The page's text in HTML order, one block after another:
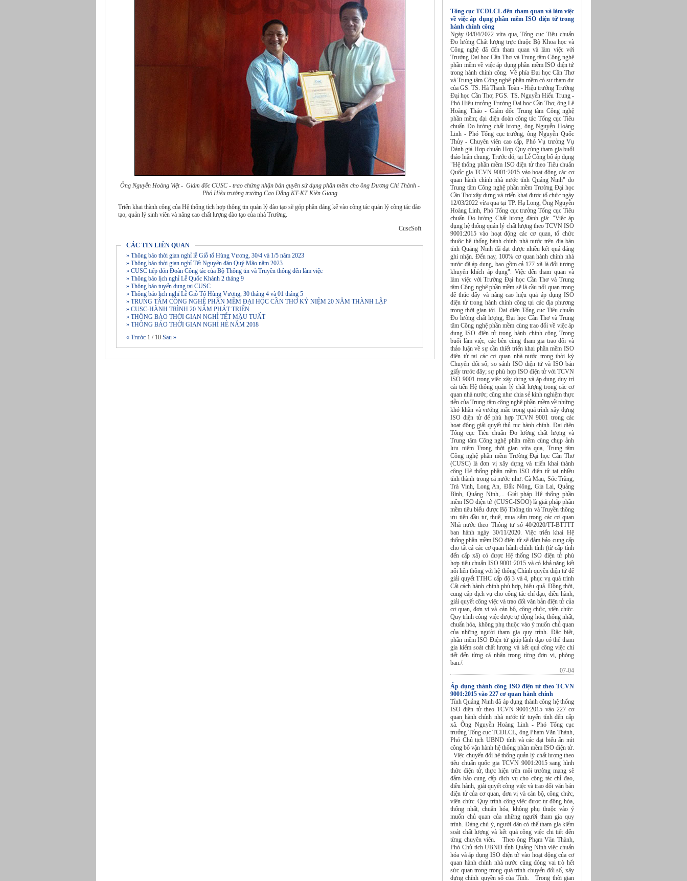
Ông Nguyễn Hoàng Việt - Giám đốc CUSC - trao chứng nhận bản quyền sử dụng phần mềm cho ông Dương Chí Thành -
Phó Hiệu trưởng trường Cao Đẳng KT-KT Kiên Giang
Triển khai thành công của Hệ thống tích hợp thông tin quản lý đào tạo sẽ góp phần đáng kể vào công tác quản lý công tác đào
tạo, quản lý sinh viên và nâng cao chất lượng đào tạo của nhà Trường.
CuscSoft
CÁC TIN LIÊN QUAN
» Thông báo thời gian nghỉ lễ Giỗ tổ Hùng Vương, 30/4 và 1/5 năm 2023
» Thông báo thời gian nghỉ Tết Nguyên đán Quý Mão năm 2023
» CUSC tiếp đón Đoàn Công tác của Bộ Thông tin và Truyền thông đến làm việc
» Thông báo lịch nghỉ Lễ Quốc Khánh 2 tháng 9
» Thông báo tuyển dụng tại CUSC
» Thông báo lịch nghỉ Lễ Giỗ Tổ Hùng Vương, 30 tháng 4 và 01 tháng 5
» TRUNG TÂM CÔNG NGHỆ PHẦN MỀM ÐẠI HỌC CẦN THƠ KỶ NIỆM 20 NĂM THÀNH LẬP
» CUSC-HÀNH TRÌNH 20 NĂM PHÁT TRIỂN
» THÔNG BÁO THỜI GIAN NGHỈ TẾT MẬU TUẤT
» THÔNG BÁO THỜI GIAN NGHỈ HÈ NĂM 2018
« Trước 1 / 10 Sau »
Tổng cục TCĐLCL đến tham quan và làm việc
về việc áp dụng phần mềm ISO điện tử trong
hành chính công
Ngày 04/04/2022 vừa qua, Tổng cục Tiêu chuẩn
Đo lường Chất lượng trực thuộc Bộ Khoa học và
Công nghệ đã đến tham quan và làm việc với
Trường Đại học Cần Thơ và Trung tâm Công nghệ
phần mềm về việc áp dụng phần mềm ISO điện tử
trong hành chính công. Về phía Đại học Cần Thơ
và Trung tâm Công nghệ phần mềm có sự tham dự
của GS. TS. Hà Thanh Toàn - Hiệu trưởng Trường
Đại học Cần Thơ, PGS. TS. Nguyễn Hiếu Trung -
Phó Hiệu trưởng Trường Đại học Cần Thơ, ông Lê
Hoàng Thảo - Giám đốc Trung tâm Công nghệ
phần mềm; đại diện đoàn công tác Tổng cục Tiêu
chuẩn Đo lường chất lượng, ông Nguyễn Hoàng
Linh - Phó Tổng cục trưởng, ông Nguyễn Quốc
Thủy - Chuyên viên cao cấp, Phó Vụ trưởng Vụ
Đánh giá Hợp chuẩn Hợp Quy cùng tham gia buổi
thảo luận chung. Trước đó, tại Lễ Công bố áp dụng
"Hệ thống phần mềm ISO điện tử theo Tiêu chuẩn
Quốc gia TCVN 9001:2015 vào hoạt động các cơ
quan hành chính nhà nước tỉnh Quảng Ninh" do
Trung tâm Công nghệ phần mềm Trường Đại học
Cần Thơ xây dựng và triển khai được tổ chức ngày
12/03/2022 vừa qua tại TP. Hạ Long, Ông Nguyễn
Hoàng Linh, Phó Tổng cục trưởng Tổng cục Tiêu
chuẩn Đo lường Chất lượng đánh giá: "Việc áp
dụng hệ thống quản lý chất lượng theo TCVN ISO
9001:2015 vào hoạt động các cơ quan, tổ chức
thuộc hệ thống hành chính nhà nước trên địa bàn
tỉnh Quảng Ninh đã đạt được nhiều kết quả đáng
ghi nhận. Đến nay, 100% cơ quan hành chính nhà
nước đã áp dụng, bao gồm cả 177 xã là đối tượng
khuyến khích áp dụng". Việc đến tham quan và
làm việc với Trường Đại học Cần Thơ và Trung
tâm Công nghệ phần mềm sẽ là cầu nối quan trọng
để thúc đẩy và nâng cao hiệu quả áp dụng ISO
điện tử trong hành chính công tại các địa phương
trong thời gian tới. Đại diện Tổng cục Tiêu chuẩn
Đo lường chất lượng, Đại học Cần Thơ và Trung
tâm Công nghệ phần mềm cùng trao đổi về việc áp
dụng ISO điện tử trong hành chính công Trong
buổi làm việc, các bên cùng tham gia trao đổi và
thảo luận về sự cần thiết triển khai phần mềm ISO
điện tử tại các cơ quan nhà nước trong thời kỳ
Chuyển đổi số; so sánh ISO điện tử và ISO bản
giấy trước đây; sự phù hợp ISO điện tử với TCVN
ISO 9001 trong việc xây dựng và áp dụng duy trì
cải tiến Hệ thống quản lý chất lượng trong các cơ
quan nhà nước; cũng như chia sẻ kinh nghiệm thực
tiễn của Trung tâm công nghệ phần mềm về những
khó khăn và vướng mắc trong quá trình xây dựng
ISO điện tử để phù hợp TCVN 9001 trong các
hoạt động giải quyết thủ tục hành chính. Đại diện
Tổng cục Tiêu chuẩn Đo lường chất lượng và
Trung tâm Công nghệ phần mềm cùng chụp ảnh
lưu niệm Trong thời gian vừa qua, Trung tâm
Công nghệ phần mềm Trường Đại học Cần Thơ
(CUSC) là đơn vị xây dựng và triển khai thành
công Hệ thống phần mềm ISO điện tử tại nhiều
tỉnh thành trong cả nước như: Cà Mau, Sóc Trăng,
Trà Vinh, Long An, Đắk Nông, Gia Lai, Quảng
Bình, Quảng Ninh,... Giải pháp Hệ thống phần
mềm ISO điện tử (CUSC-ISOO) là giải pháp phần
mềm tiêu biểu được Bộ Thông tin và Truyền thông
ưu tiên đầu tư, thuê, mua sắm trong các cơ quan
Nhà nước theo Thông tư số 40/2020/TT-BTTTT
ban hành ngày 30/11/2020. Việc triển khai Hệ
thống phần mềm ISO điện tử sẽ đảm bảo cung cấp
cho tất cả các cơ quan hành chính tỉnh (từ cấp tỉnh
đến cấp xã) có được Hệ thống ISO điện tử phù
hợp tiêu chuẩn ISO 9001:2015 và có khả năng kết
nối liên thông với hệ thống Chính quyền điện tử để
giải quyết TTHC cấp độ 3 và 4, phục vụ quá trình
Cải cách hành chính phù hợp, hiệu quả. Đồng thời,
cung cấp dịch vụ cho công tác chỉ đạo, điều hành,
giải quyết công việc và trao đổi văn bản điện tử của
cơ quan, đơn vị và cán bộ, công chức, viên chức.
Quy trình công việc được tự động hóa, thống nhất,
chuẩn hóa, không phụ thuộc vào ý muốn chủ quan
của những người tham gia quy trình. Đặc biệt,
phần mềm ISO Điện tử giúp lãnh đạo có thể tham
gia kiểm soát chất lượng và kết quả công việc chi
tiết đến từng cá nhân trong từng đơn vị, phòng
ban./.
07-04
Áp dụng thành công ISO điện tử theo TCVN
9001:2015 vào 227 cơ quan hành chính
Tỉnh Quảng Ninh đã áp dụng thành công hệ thống
ISO điện tử theo TCVN 9001:2015 vào 227 cơ
quan hành chính nhà nước từ tuyến tỉnh đến cấp
xã. Ông Nguyễn Hoàng Linh - Phó Tổng cục
trưởng Tổng cục TCĐLCL, ông Phạm Văn Thành,
Phó Chủ tịch UBND tỉnh và các đại biểu ấn nút
công bố vận hành hệ thống phần mềm ISO điện tử.
Việc chuyển đổi hệ thống quản lý chất lượng theo
tiêu chuẩn quốc gia TCVN 9001:2015 sang hình
thức điện tử, thực hiện trên môi trường mạng sẽ
đảm bảo cung cấp dịch vụ cho công tác chỉ đạo,
điều hành, giải quyết công việc và trao đổi văn bản
điện tử của cơ quan, đơn vị và cán bộ, công chức,
viên chức. Quy trình công việc được tự động hóa,
thống nhất, chuẩn hóa, không phụ thuộc vào ý
muốn chủ quan của những người tham gia quy
trình. Đáng chú ý, người dân có thể tham gia kiểm
soát chất lượng và kết quả công việc chi tiết đến
từng chuyên viên. Theo ông Phạm Văn Thành,
Phó Chủ tịch UBND tỉnh Quảng Ninh việc chuẩn
hóa và áp dụng ISO điện tử vào hoạt động của cơ
quan hành chính nhà nước cũng đóng vai trò hết
sức quan trọng trong quá trình chuyển đổi số, xây
dựng chính quyền số của Tỉnh. Trong thời gian